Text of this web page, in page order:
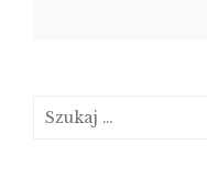
Szukaj: